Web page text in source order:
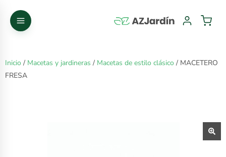
Inicio / Macetas y jardineras / Macetas de estilo clásico / MACETERO
FRESA